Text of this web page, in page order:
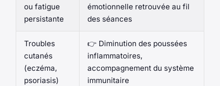
ou fatigue
persistante
émotionnelle retrouvée au fil
des séances
Troubles
cutanés
(eczéma,
psoriasis)
👉 Diminution des poussées
inflammatoires,
accompagnement du système
immunitaire